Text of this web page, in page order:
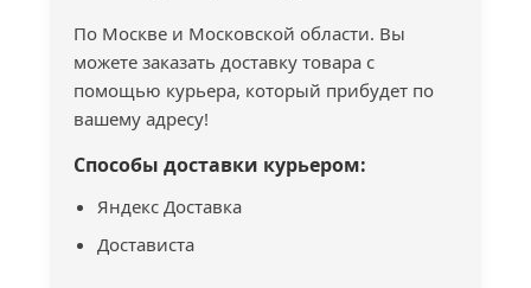
По Москве и Московской области. Вы
можете заказать доставку товара с
помощью курьера, который прибудет по
вашему адресу!
Способы доставки курьером:
Яндекс Доставка
Достависта